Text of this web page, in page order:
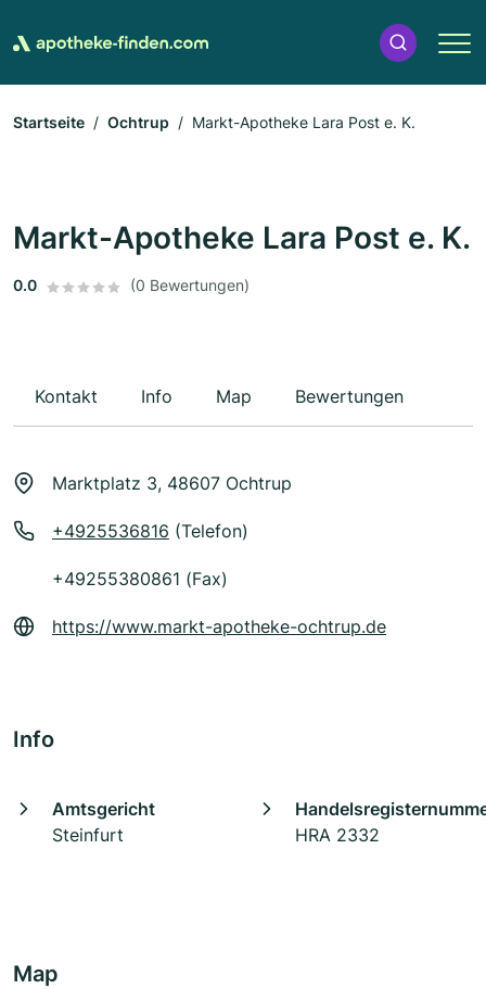
Startseite Ochtrup Markt-Apotheke Lara Post e. K.
Markt-Apotheke Lara Post e. K.
0.0 (0 Bewertungen)
Kontakt Info Map Bewertungen
Marktplatz 3, 48607 Ochtrup
+4925536816 (Telefon)
+49255380861 (Fax)
https://www.markt-apotheke-ochtrup.de
Info
Amtsgericht
Steinfurt
HRA 2332
Map